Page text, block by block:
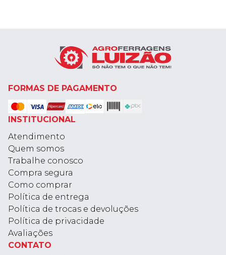
FORMAS DE PAGAMENTO
INSTITUCIONAL
Atendimento
Quem somos
Trabalhe conosco
Compra segura
Como comprar
Política de entrega
Política de trocas e devoluções
Política de privacidade
Avaliações
CONTATO